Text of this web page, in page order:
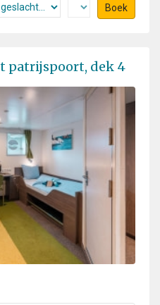
Boek
patrijspoort, dek 4